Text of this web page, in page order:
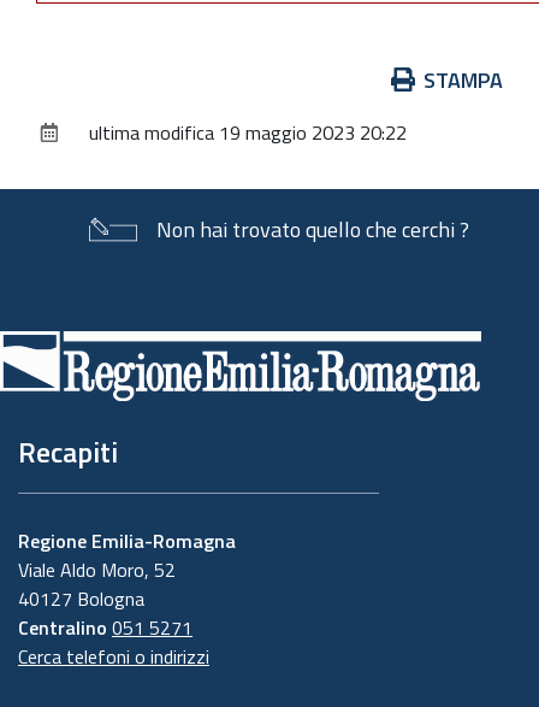
documento
STAMPA
ultima modifica 19 maggio 2023 20:22
Non hai trovato quello che cerchi ?
di
pagina
Recapiti
Regione Emilia-Romagna
Viale Aldo Moro, 52
40127 Bologna
Centralino 051 5271
Cerca telefoni o indirizzi